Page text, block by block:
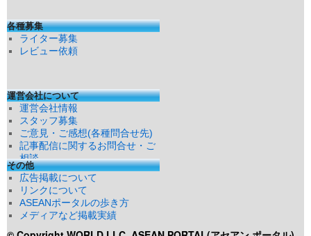
各種募集
ライター募集
レビュー依頼
運営会社について
運営会社情報
スタッフ募集
ご意見・ご感想(各種問合せ先)
記事配信に関するお問合せ・ご
相談
その他
広告掲載について
リンクについて
ASEANポータルの歩き方
メディアなど掲載実績